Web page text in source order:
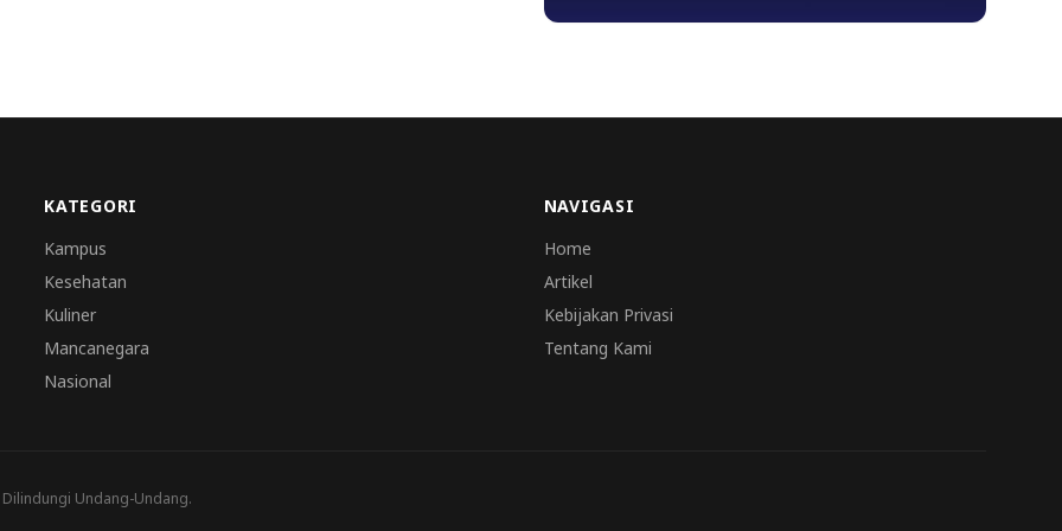
KATEGORI
Kampus
Kesehatan
Kuliner
Mancanegara
Nasional
NAVIGASI
Home
Artikel
Kebijakan Privasi
Tentang Kami
Undang-Undang.